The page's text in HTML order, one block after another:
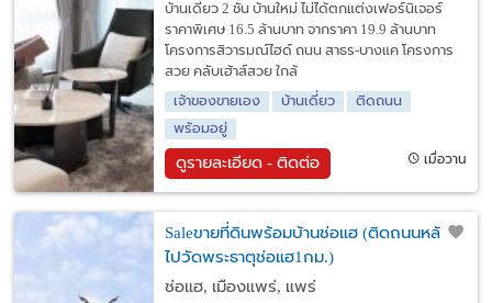
บ้านเดี่ยว 2 ชั้น บ้านใหม่ ไม่ได้ตกแต่งเฟอร์นิเจอร์
ราคาพิเศษ 16.5 ล้านบาท จากราคา 19.9 ล้านบาท
โครงการสิวารมณ์ไฮด์ ถนน สาธร-บางแค โครงการ
สวย คลับเฮ้าส์สวย ใกล้
เจ้าของขายเอง
บ้านเดี่ยว
ติดถนน
พร้อมอยู่
ดูรายละเอียด - ติดต่อ เมื่อวาน
Saleขายที่ดินพร้อมบ้านช่อแฮ (ติดถนนหลัก
ไปวัดพระธาตุช่อแฮ1กม.)
ช่อแฮ, เมืองแพร่, แพร่